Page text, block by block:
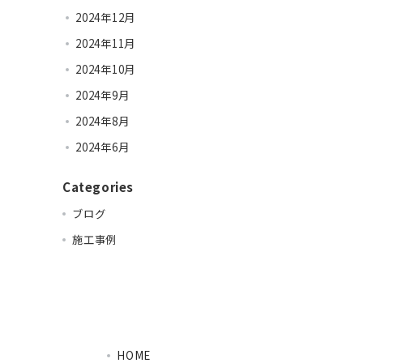
2024年12月
2024年11月
2024年10月
2024年9月
2024年8月
2024年6月
Categories
ブログ
施工事例
HOME